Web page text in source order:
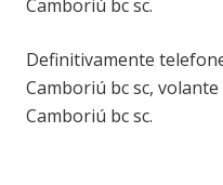
Camboriú bc sc.
Definitivamente
Camboriú bc sc,
Camboriú bc sc.